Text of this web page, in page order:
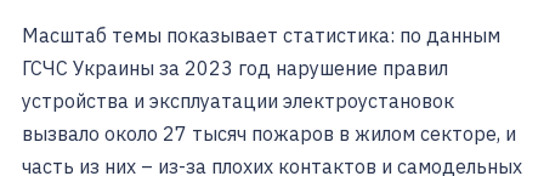
Масштаб темы показывает статистика: по данным
ГСЧС Украины за 2023 год нарушение правил
устройства и эксплуатации электроустановок
вызвало около 27 тысяч пожаров в жилом секторе, и
часть из них – из-за плохих контактов и самодельных